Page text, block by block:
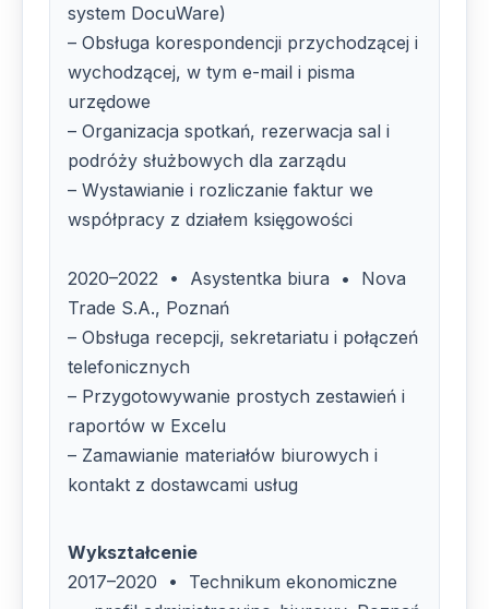
system DocuWare)
– Obsługa korespondencji przychodzącej i
wychodzącej, w tym e-mail i pisma
urzędowe
– Organizacja spotkań, rezerwacja sal i
podróży służbowych dla zarządu
– Wystawianie i rozliczanie faktur we
współpracy z działem księgowości
2020–2022 • Asystentka biura • Nova
Trade S.A., Poznań
– Obsługa recepcji, sekretariatu i połączeń
telefonicznych
– Przygotowywanie prostych zestawień i
raportów w Excelu
– Zamawianie materiałów biurowych i
kontakt z dostawcami usług
Wykształcenie
2017–2020 • Technikum ekonomiczne